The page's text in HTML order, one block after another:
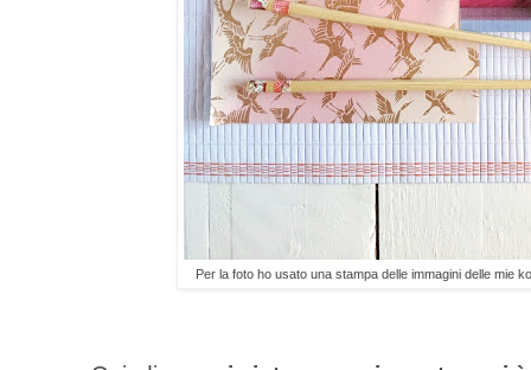
Per la foto ho usato una stampa delle immagini delle mie